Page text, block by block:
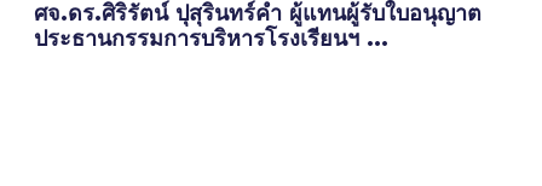
ศจ.ดร.ศิริรัตน์ ปุสุรินทร์คำ ผู้แทนผู้รับใบอนุญาต
ประธานกรรมการบริหารโรงเรียนฯ ...